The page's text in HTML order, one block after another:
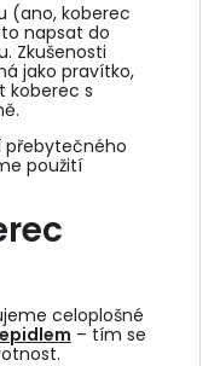
(ano, koberec
napsat do
Zkušenosti
jako pravítko,
koberec s
přebytečného
použití
celoplošné
– tím se